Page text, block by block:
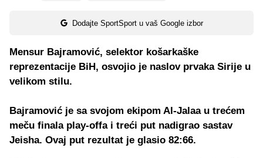
Dodajte SportSport u vaš Google izbor
Mensur Bajramović, selektor košarkaške
reprezentacije BiH, osvojio je naslov prvaka Sirije u
velikom stilu.
Bajramović je sa svojom ekipom Al-Jalaa u trećem
meču finala play-offa i treći put nadigrao sastav
Jeisha. Ovaj put rezultat je glasio 82:66.